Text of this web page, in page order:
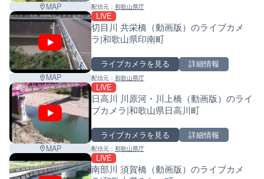
MAP 配信元： 和歌山県庁
MAP
LIVE
切目川 共栄橋（動画版）のライブカメ
ラ|和歌山県印南町
ライブカメラを見る 詳細情報
配信元： 和歌山県庁
MAP
LIVE
日高川 川原河・川上橋（動画版）のライ
ブカメラ|和歌山県日高川町
ライブカメラを見る 詳細情報
配信元： 和歌山県庁
LIVE
南部川 須賀橋（動画版）のライブカメ